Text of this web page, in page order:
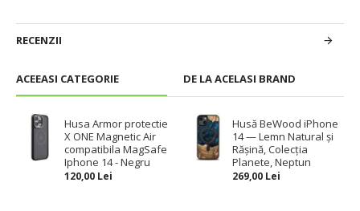
ACEEASI CATEGORIE DE LA ACELASI BRAND
Husa Armor protectie
X ONE Magnetic Air
compatibila MagSafe
Iphone 14 - Negru
120,00 Lei
Husă BeWood iPhone
14 — Lemn Natural și
Rășină, Colecția
Planete, Neptun
269,00 Lei
RECENZII